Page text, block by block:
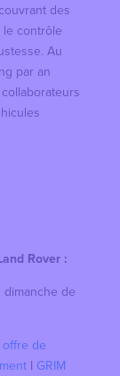
des
le contrôle
Au
par an
Rover :
de
de
I GRIM